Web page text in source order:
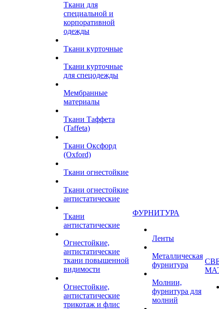
Ткани для
специальной и
корпоративной
одежды
Ткани курточные
Ткани курточные
для спецодежды
Мембранные
материалы
Ткани Таффета
(Taffeta)
Ткани Оксфорд
(Oxford)
Ткани огнестойкие
Ткани огнестойкие
антистатические
Ткани
антистатические
Огнестойкие,
антистатические
ткани повышенной
видимости
Огнестойкие,
антистатические
трикотаж и флис
ФУРНИТУРА
Ленты
Металлическая
фурнитура
Молнии,
фурнитура для
молний